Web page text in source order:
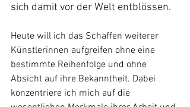
sich damit vor der Welt entblössen.
Heute will ich das Schaffen weiterer
Künstlerinnen aufgreifen ohne eine
bestimmte Reihenfolge und ohne
Absicht auf ihre Bekanntheit. Dabei
konzentriere ich mich auf die